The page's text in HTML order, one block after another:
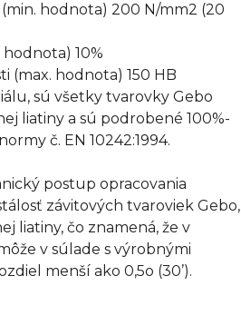
hodnota) 200 N/mm2 (20
10%
(max. hodnota) 150 HB
sú všetky tvarovky Gebo
liatiny a sú podrobené 100%-
č. EN 10242:1994.
postup opracovania
závitových tvaroviek Gebo,
liatiny, čo znamená, že v
v súlade s výrobnými
menší ako 0,5o (30’).